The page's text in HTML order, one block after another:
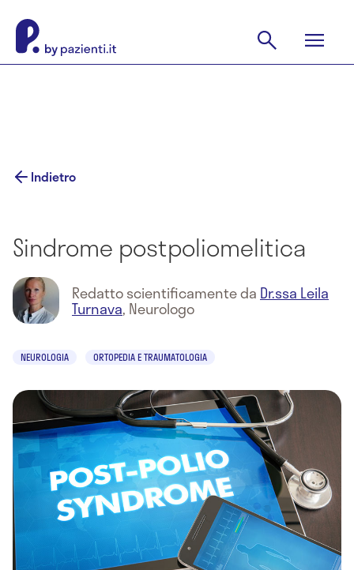
Indietro
Sindrome postpoliomelitica
Redatto scientificamente da Dr.ssa Leila
Turnava, Neurologo
NEUROLOGIA ORTOPEDIA E TRAUMATOLOGIA